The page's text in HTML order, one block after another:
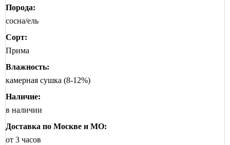
Порода:
сосна/ель
Сорт:
Прима
Влажность:
камерная сушка (8-12%)
Наличие:
в наличии
Доставка по Москве и МО:
от 3 часов